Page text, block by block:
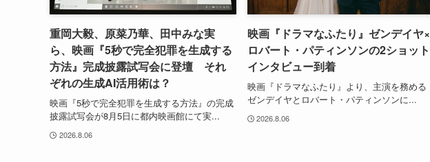
重岡大毅、原菜乃華、田中みな実
ら、映画『5秒で完全犯罪を生成する
方法』完成披露試写会に登壇 それ
ぞれの生成AI活用術は？
映画『5秒で完全犯罪を生成する方法』の完成
披露試写会が8月5日に都内映画館にて実...
2026.8.06
映画『ドラマなふたり』ゼンデイヤ×
ロバート・パティンソンの2ショット
インタビュー到着
映画『ドラマなふたり』より、主演を務める
ゼンデイヤとロバート・パティンソンに...
2026.8.06